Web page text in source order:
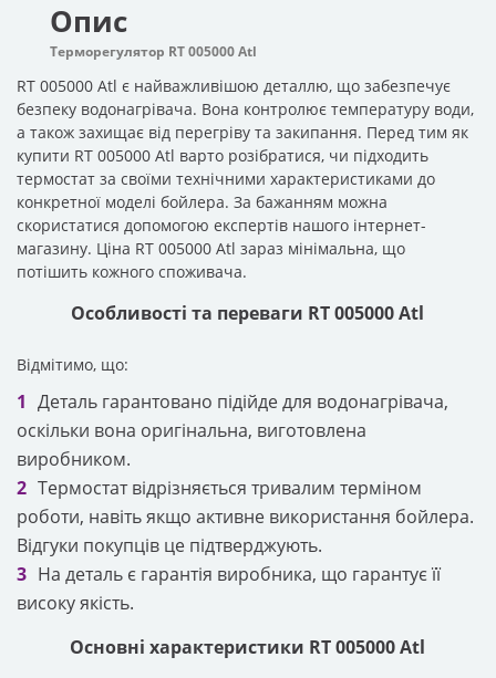
Опис
Терморегулятор RT 005000 Atl
RT 005000 Atl є найважливішою деталлю, що забезпечує
безпеку водонагрівача. Вона контролює температуру води,
а також захищає від перегріву та закипання. Перед тим як
купити RT 005000 Atl варто розібратися, чи підходить
термостат за своїми технічними характеристиками до
конкретної моделі бойлера. За бажанням можна
скористатися допомогою експертів нашого інтернет-
магазину. Ціна RT 005000 Atl зараз мінімальна, що
потішить кожного споживача.
Особливості та переваги RT 005000 Atl
Відмітимо, що:
Деталь гарантовано підійде для водонагрівача,
оскільки вона оригінальна, виготовлена
виробником.
Термостат відрізняється тривалим терміном
роботи, навіть якщо активне використання бойлера.
Відгуки покупців це підтверджують.
На деталь є гарантія виробника, що гарантує її
високу якість.
Основні характеристики RT 005000 Atl